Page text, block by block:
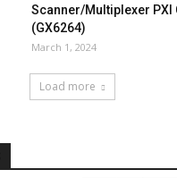
Scanner/Multiplexer PXI
(GX6264)
March 1, 2024
Load more